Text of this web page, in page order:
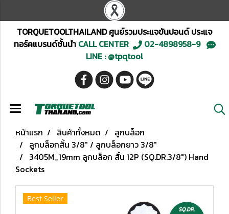
TORQUETOOLTHAILAND ศูนย์รวมประแจขันปอนด์ ประแจ
ทอร์คแบรนด์ชั้นนำCALL CENTER
02-4898958-9
LINE : @tpqtool
หน้าแรก สินค้าทั้งหมด
ลูกบล็อก
ลูกบล็อกสั้น 3/8" / ลูกบล็อกยาว 3/8"
3405M_19mm ลูกบล็อก สั้น 12P (SQ.DR.3/8") Hand
Sockets
Best Seller